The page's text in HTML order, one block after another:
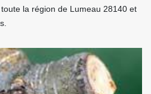
la région de Lumeau 28140 et